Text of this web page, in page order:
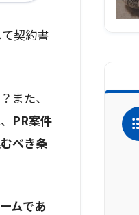
契約書
また、
PR案件
べき条
ムであ